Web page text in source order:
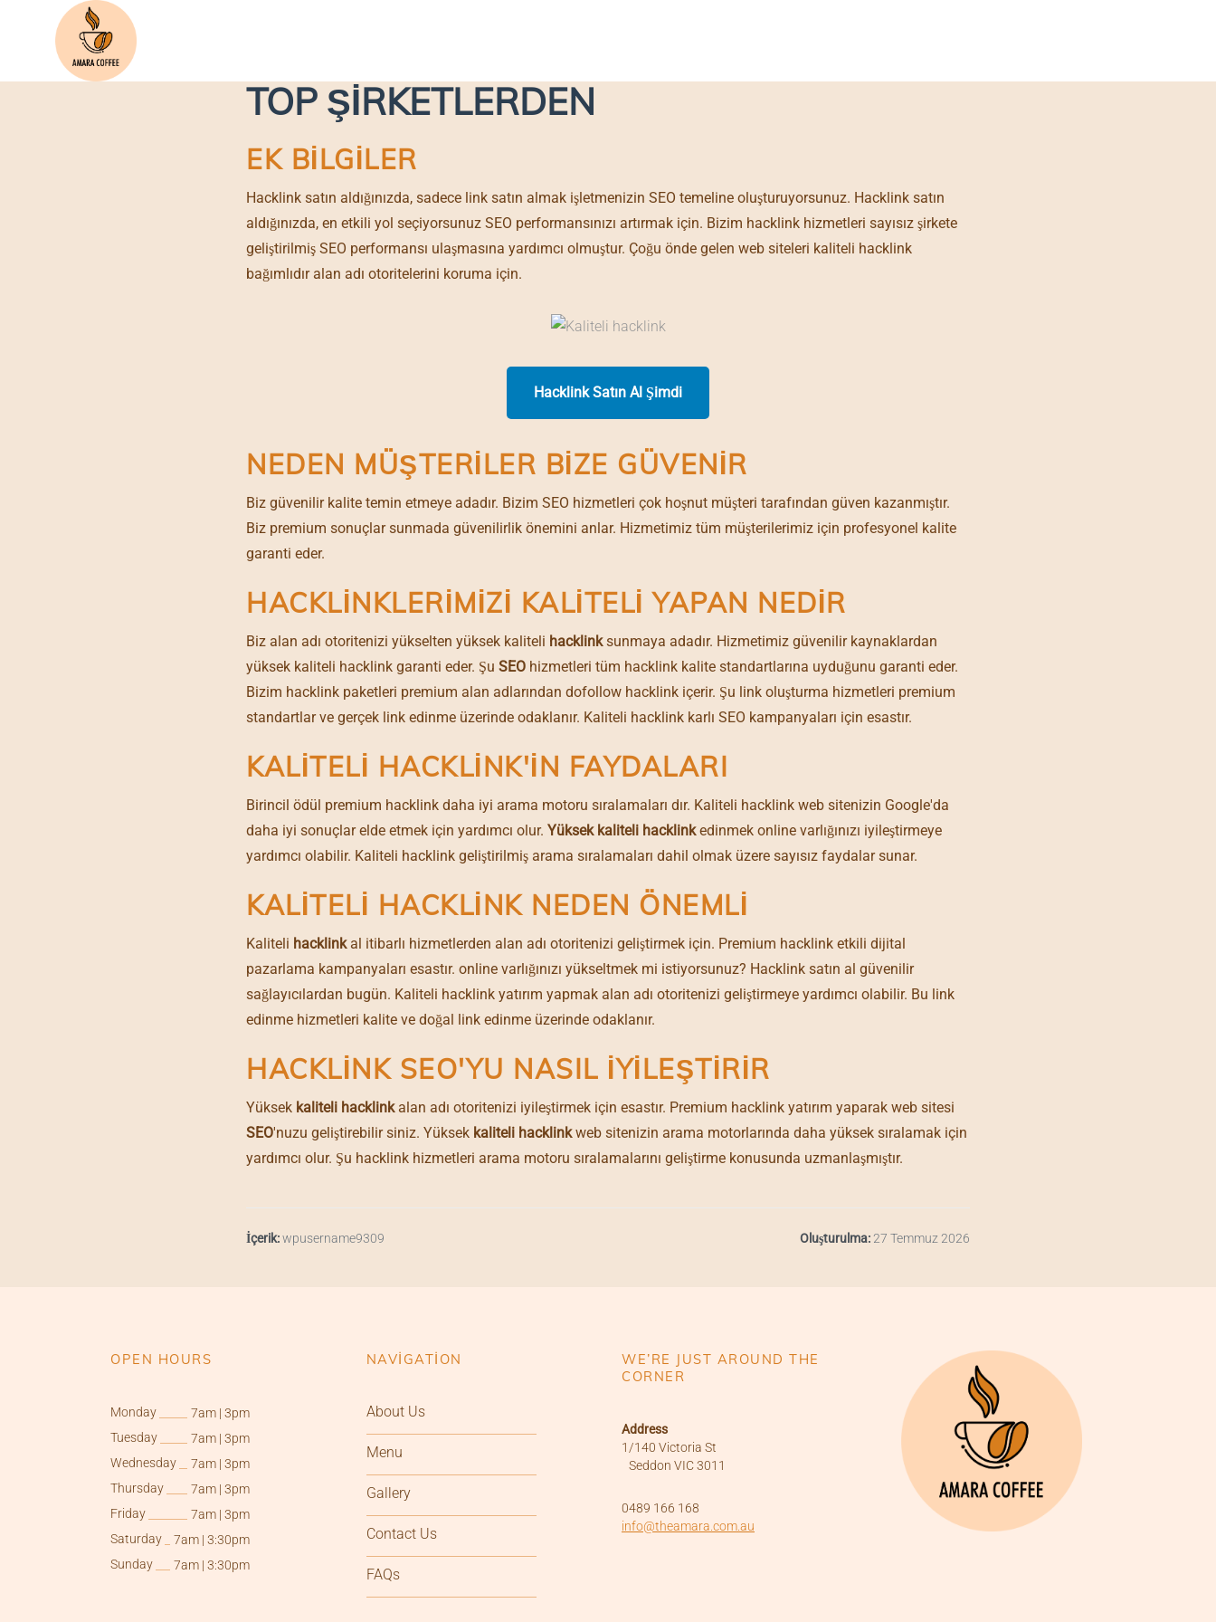
TOP ŞIRKETLERDEN
EK BILGILER
Hacklink satın aldığınızda, sadece link satın almak işletmenizin SEO temeline oluşturuyorsunuz. Hacklink satın
aldığınızda, en etkili yol seçiyorsunuz SEO performansınızı artırmak için. Bizim hacklink hizmetleri sayısız şirkete
geliştirilmiş SEO performansı ulaşmasına yardımcı olmuştur. Çoğu önde gelen web siteleri kaliteli hacklink
bağımlıdır alan adı otoritelerini koruma için.
Hacklink Satın Al Şimdi
NEDEN MÜŞTERILER BIZE GÜVENIR
Biz güvenilir kalite temin etmeye adadır. Bizim SEO hizmetleri çok hoşnut müşteri tarafından güven kazanmıştır.
Biz premium sonuçlar sunmada güvenilirlik önemini anlar. Hizmetimiz tüm müşterilerimiz için profesyonel kalite
garanti eder.
HACKLINKLERIMIZI KALITELI YAPAN NEDIR
Biz alan adı otoritenizi yükselten yüksek kaliteli hacklinksunmaya adadır. Hizmetimiz güvenilir kaynaklardan
yüksek kaliteli hacklink garanti eder. Şu SEO hizmetleri tüm hacklink kalite standartlarına uyduğunu garanti eder.
Bizim hacklink paketleri premium alan adlarından dofollow hacklink içerir. Şu link oluşturma hizmetleri premium
standartlar ve gerçek link edinme üzerinde odaklanır. Kaliteli hacklink karlı SEO kampanyaları için esastır.
KALITELI HACKLINK'IN FAYDALARI
Birincil ödül premium hacklink daha iyi arama motoru sıralamaları dır. Kaliteli hacklink web sitenizin Google'da
daha iyi sonuçlar elde etmek için yardımcı olur. Yüksek kaliteli hacklinkedinmek online varlığınızı iyileştirmeye
yardımcı olabilir. Kaliteli hacklink geliştirilmiş arama sıralamaları dahil olmak üzere sayısız faydalar sunar.
KALITELI HACKLINK NEDEN ÖNEMLI
Kaliteli hacklinkal itibarlı hizmetlerden alan adı otoritenizi geliştirmek için. Premium hacklink etkili dijital
pazarlama kampanyaları esastır. online varlığınızı yükseltmek mi istiyorsunuz? Hacklink satın al güvenilir
sağlayıcılardan bugün. Kaliteli hacklink yatırım yapmak alan adı otoritenizi geliştirmeye yardımcı olabilir. Bu link
edinme hizmetleri kalite ve doğal link edinme üzerinde odaklanır.
HACKLINK SEO'YU NASIL İYILEŞTIRIR
Yüksek kaliteli hacklinkalan adı otoritenizi iyileştirmek için esastır. Premium hacklink yatırım yaparak web sitesi
SEO'nuzu geliştirebilir siniz. Yüksek kaliteli hacklinkweb sitenizin arama motorlarında daha yüksek sıralamak için
yardımcı olur. Şu hacklink hizmetleri arama motoru sıralamalarını geliştirme konusunda uzmanlaşmıştır.
İçerik:wpusername9309 Oluşturulma:27 Temmuz 2026
OPEN HOURS
Monday 7am | 3pm
Tuesday
7am | 3pm
Wednesday
7am | 3pm
Thursday
7am | 3pm
Friday
7am | 3pm
Saturday
7am | 3:30pm
Sunday
7am | 3:30pm
NAVIGATION
About Us
Menu
Gallery
Contact Us
FAQs
WE’RE JUST AROUND THE
CORNER
Address
1/140 Victoria St
Seddon VIC 3011
0489 166 168
info@theamara.com.au